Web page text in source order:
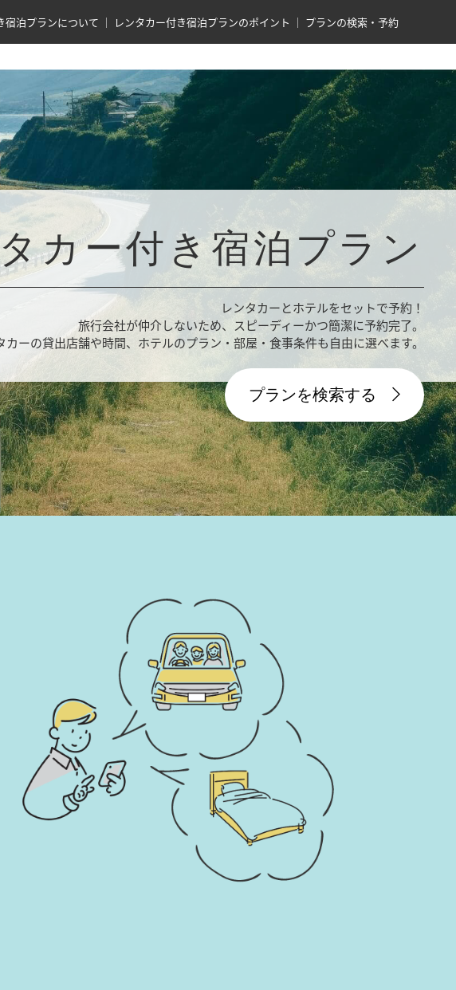
宿泊プランについて レンタカー付き宿泊プランのポイント プランの検索・予約
カー付き宿泊プラン
レンタカーとホテルをセットで予約！
旅行会社が仲介しないため、スピーディーかつ簡潔に予約完了。
カーの貸出店舗や時間、ホテルのプラン・部屋・食事条件も自由に選べます。
プランを検索する